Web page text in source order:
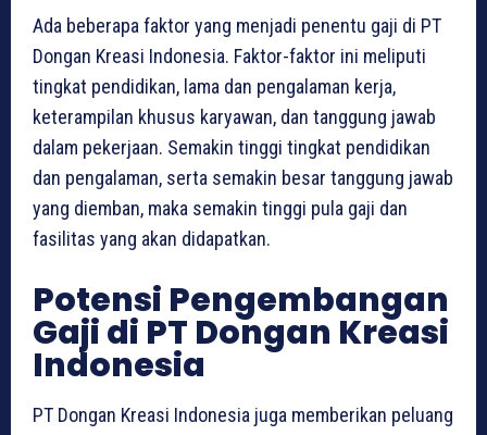
Ada beberapa faktor yang menjadi penentu gaji di PT
Dongan Kreasi Indonesia. Faktor-faktor ini meliputi
tingkat pendidikan, lama dan pengalaman kerja,
keterampilan khusus karyawan, dan tanggung jawab
dalam pekerjaan. Semakin tinggi tingkat pendidikan
dan pengalaman, serta semakin besar tanggung jawab
yang diemban, maka semakin tinggi pula gaji dan
fasilitas yang akan didapatkan.
Potensi Pengembangan
Gaji di PT Dongan Kreasi
Indonesia
PT Dongan Kreasi Indonesia juga memberikan peluang